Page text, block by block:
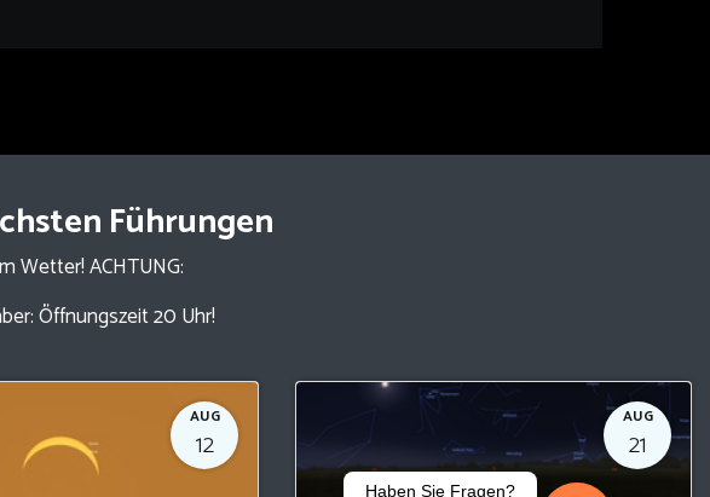
Führungen
Wetter! ACHTUNG:
Öffnungszeit 20 Uhr!
AUG
12
AUG
21
Haben Sie Fragen?